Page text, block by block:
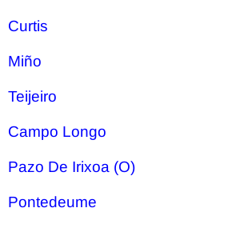
Curtis
Miño
Teijeiro
Campo Longo
Pazo De Irixoa (O)
Pontedeume